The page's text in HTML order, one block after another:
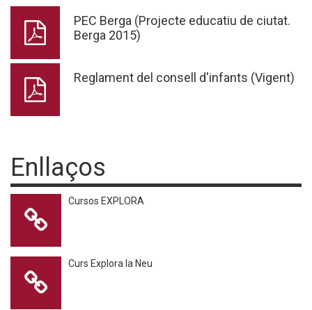
PEC Berga (Projecte educatiu de ciutat.
Berga 2015)
Reglament del consell d'infants (Vigent)
Enllaços
Cursos EXPLORA
Curs Explora la Neu